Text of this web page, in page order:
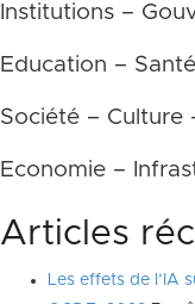
Institutions –
Education –
Société – Culture
Economie –
Articles
Les effets de l’IA